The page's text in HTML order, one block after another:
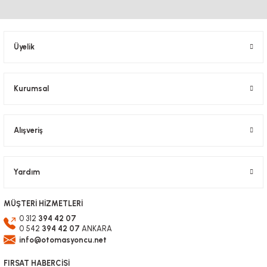
Üyelik
Kurumsal
Alışveriş
Yardım
MÜŞTERİ HİZMETLERİ
0 312 394 42 07
0 542 394 42 07 ANKARA
info@otomasyoncu.net
FIRSAT HABERCİSİ